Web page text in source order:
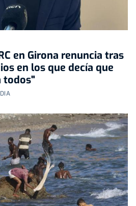
en Girona renuncia tras
en los que decía que
todos"